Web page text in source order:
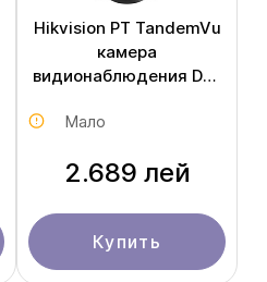
Hikvision PT TandemVu
камера
видионаблюдения DS-
Мало
2.689 лей
Купить